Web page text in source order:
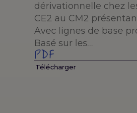
dérivationnelle chez
CE2 au CM2
Avec lignes de base
Basé sur les…
PDF
Télécharger